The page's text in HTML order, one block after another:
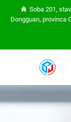
Soba 201,
Dongguan, provinca